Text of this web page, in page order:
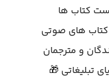
کتاب ها
های صوتی
و مترجمان
تبلیغاتی 🎁